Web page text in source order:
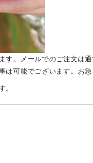
す。メールでのご注文は
は可能でございます。お
。